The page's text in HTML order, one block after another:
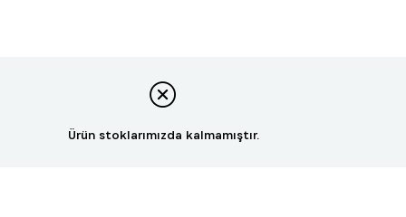
Ürün stoklarımızda kalmamıştır.